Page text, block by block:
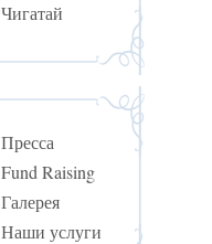
Чигатай
Пресса
Fund Raising
Галерея
Наши услуги